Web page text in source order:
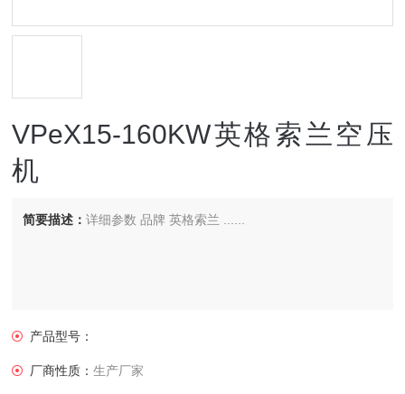
VPeX15-160KW英格索兰空压
机
简要描述：详细参数 品牌 英格索兰 ......
产品型号：
厂商性质：生产厂家